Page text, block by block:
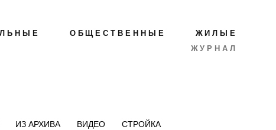
ОБЩЕСТВЕННЫЕ
ЖИЛЫЕ
ЖУРНАЛ
ИЗ АРХИВА ВИДЕО СТРОЙКА